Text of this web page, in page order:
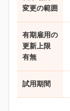
変更の範囲
有期雇用の
更新上限
有無
試用期間